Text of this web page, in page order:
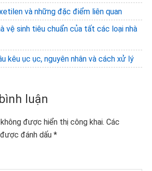
và những đặc điểm liên quan
vệ sinh tiêu chuẩn của tất các loại nhà
kêu ục ục, nguyên nhân và cách xử lý
luận
được hiển thị công khai. Các
đánh dấu *